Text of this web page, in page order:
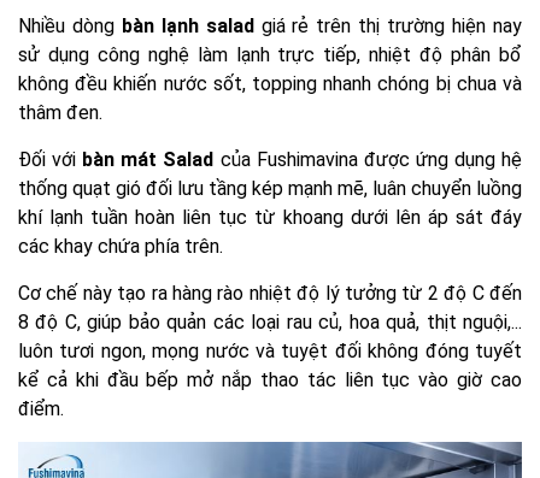
Nhiều dòngbàn lạnh saladgiá rẻ trên thị trường hiện nay
sử dụng công nghệ làm lạnh trực tiếp, nhiệt độ phân bổ
không đều khiến nước sốt, topping nhanh chóng bị chua và
thâm đen.
Đối với bàn mát Salad của Fushimavina được ứng dụng hệ
thống quạt gió đối lưu tầng kép mạnh mẽ, luân chuyển luồng
khí lạnh tuần hoàn liên tục từ khoang dưới lên áp sát đáy
các khay chứa phía trên.
Cơ chế này tạo ra hàng rào nhiệt độ lý tưởng từ 2 độ C đến
8 độ C, giúp bảo quản các loại rau củ, hoa quả, thịt nguội,...
luôn tươi ngon, mọng nước và tuyệt đối không đóng tuyết
kể cả khi đầu bếp mở nắp thao tác liên tục vào giờ cao
điểm.